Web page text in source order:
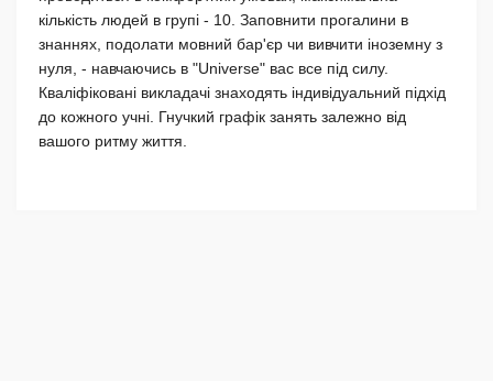
кількість людей в групі - 10. Заповнити прогалини в
знаннях, подолати мовний бар'єр чи вивчити іноземну з
нуля, - навчаючись в "Universе" вас все під силу.
Кваліфіковані викладачі знаходять індивідуальний підхід
до кожного учні. Гнучкий графік занять залежно від
вашого ритму життя.